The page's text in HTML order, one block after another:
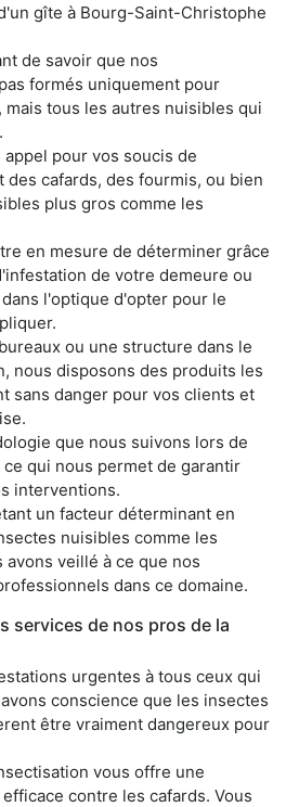
gîte à Bourg-Saint-Christophe
de savoir que nos
formés uniquement pour
tous les autres nuisibles qui
pour vos soucis de
cafards, des fourmis, ou bien
plus gros comme les
en mesure de déterminer grâce
de votre demeure ou
l'optique d'opter pour le
ou une structure dans le
nous disposons des produits les
sans danger pour vos clients et
que nous suivons lors de
qui nous permet de garantir
interventions.
un facteur déterminant en
nuisibles comme les
veillé à ce que nos
dans ce domaine.
services de nos pros de la
urgentes à tous ceux qui
conscience que les insectes
être vraiment dangereux pour
vous offre une
contre les cafards. Vous